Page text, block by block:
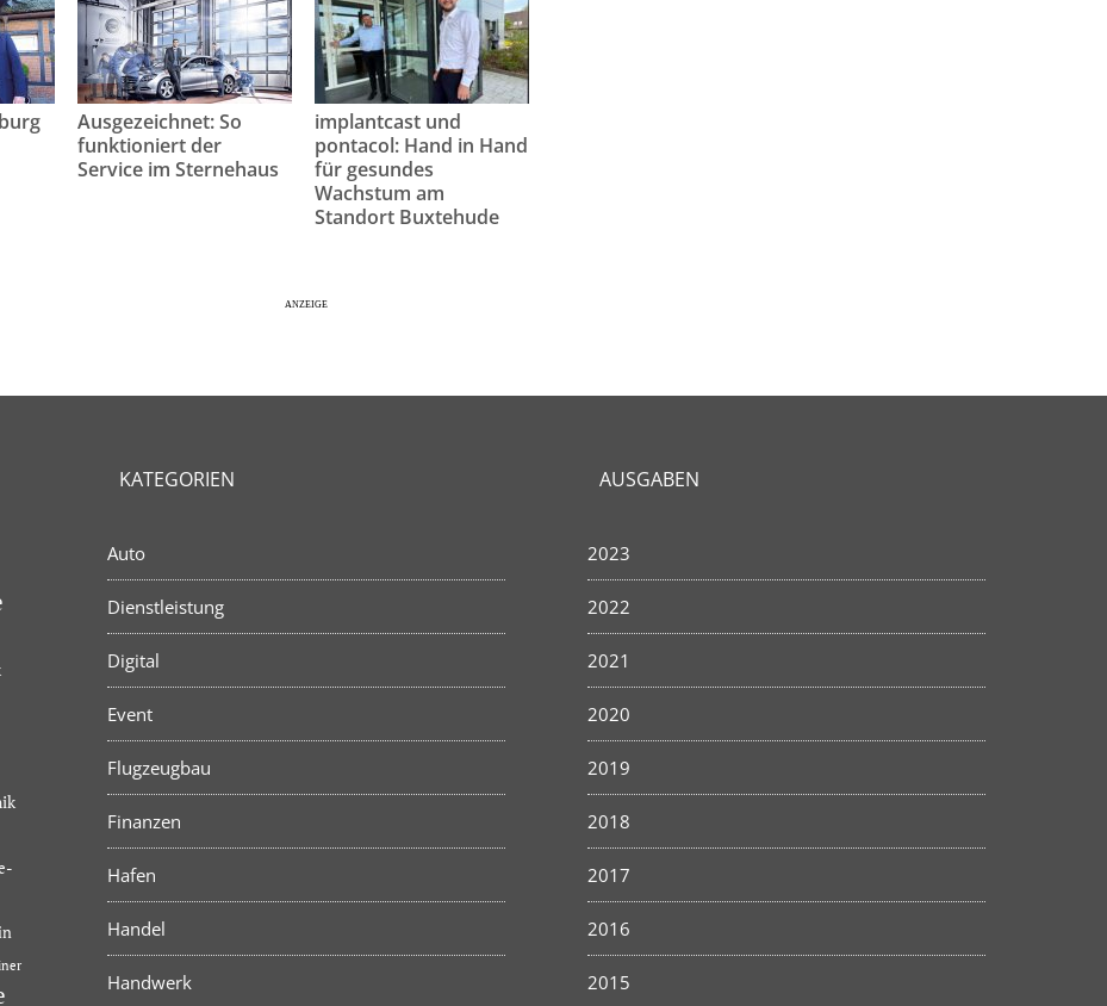
Ausgezeichnet: So
funktioniert der
Service im Sternehaus
implantcast und
pontacol: Hand in Hand
für gesundes
Wachstum am
Standort Buxtehude
KATEGORIEN
Auto
Dienstleistung
Digital
Event
Flugzeugbau
Finanzen
Hafen
Handel
Handwerk
AUSGABEN
2023
2022
2021
2020
2019
2018
2017
2016
2015